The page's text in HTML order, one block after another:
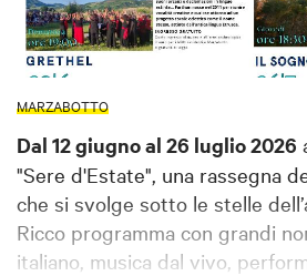
MARZABOTTO
Dal 12 giugno al 26 luglio 2026
"Sere d'Estate", una rassegna
che si svolge sotto le stelle
Ricco programma con grandi
italiano, musica dal vivo,